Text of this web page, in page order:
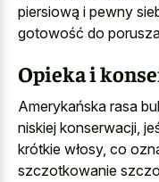
piersiową i pewny
gotowość do
Opieka i
Amerykańska rasa
niskiej konserwacji,
krótkie włosy, co
szczotkowanie